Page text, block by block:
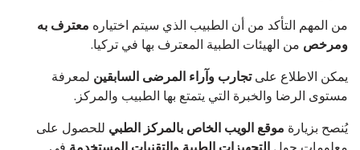
من المهم التأكد من أن الطبيب الذي سيتم اختياره معترف به
ومرخص من الهيئات الطبية المعترف بها في تركيا.
يمكن الاطلاع علىتجارب وآراء المرضى السابقين لمعرفة
مستوى الرضا والخبرة التي يتمتع بها الطبيب والمركز.
يُنصح بزيارة موقع الويب الخاص بالمركز الطبي للحصول على